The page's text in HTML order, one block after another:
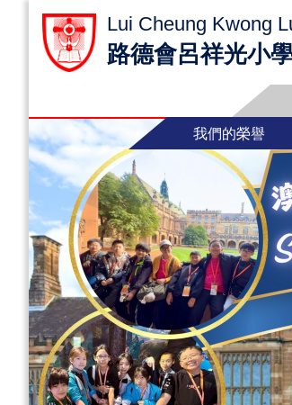
Lui Cheung Kwong
路德會呂祥光小
我們的榮譽